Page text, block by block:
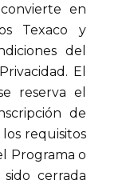
en
Texaco y
del
El
reserva el
de
requisitos
Programa o
cerrada